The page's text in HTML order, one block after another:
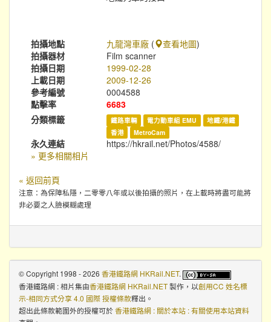
拍攝地點 九龍灣車廠 ( 查看地圖)
拍攝器材
Film scanner
拍攝日期
1999-02-28
上載日期
2009-12-26
參考編號
0004588
點擊率
6683
分類標籤
鐵路車輛 電力動車組 EMU
地鐵/港鐵
香港
MetroCam
永久連結
https://hkrail.net/Photos/4588/
» 更多相關相片
« 返回前頁
注意：為保障私隱，二零零八年或以後拍攝的照片，在上載時將盡可能將
非必要之人臉模糊處理
© Copyright 1998 - 2026 香港鐵路網 HKRail.NET.
香港鐵路網 : 相片集由香港鐵路網 HKRail.NET製作，以創用CC 姓名標
示-相同方式分享 4.0 國際 授權條款釋出。
超出此條款範圍外的授權可於香港鐵路網 : 關於本站 : 有關使用本站資料